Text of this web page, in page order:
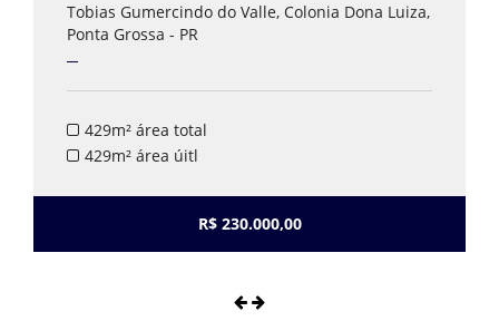
Tobias Gumercindo do Valle, Colonia Dona Luiza,
Ponta Grossa - PR
429m² área total
429m² área úitl
R$ 230.000,00